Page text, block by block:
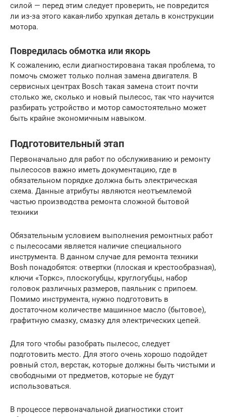
силой — перед этим следует проверить, не повредится
ли из-за этого какая-либо хрупкая деталь в конструкции
мотора.
Повредилась обмотка или якорь
К сожалению, если диагностирована такая проблема, то
помочь сможет только полная замена двигателя. В
сервисных центрах Bosch такая замена стоит почти
столько же, сколько и новый пылесос, так что научится
разбирать устройство и мотор самостоятельно может
быть крайне экономичным навыком.
Подготовительный этап
Первоначально для работ по обслуживанию и ремонту
пылесосов важно иметь документацию, где в
обязательном порядке должна быть электрическая
схема. Данные атрибуты являются неотъемлемой
частью производства ремонта сложной бытовой
техники
Обязательным условием выполнения ремонтных работ
с пылесосами является наличие специального
инструмента. В данном случае для ремонта техники
Bosh понадобятся: отвертки (плоская и крестообразная),
ключи «Торкс», плоскогубцы, круглогубцы, набор
головок различных размеров, паяльник с припоем.
Помимо инструмента, нужно подготовить в
достаточном количестве машинное масло (бытовое),
графитную смазку, смазку для электрических цепей.
Для того чтобы разобрать пылесос, следует
подготовить место. Для этого очень хорошо подойдет
ровный стол, верстак, которые должны быть чистыми и
свободными от предметов, которые не будут
использоваться.
В процессе первоначальной диагностики стоит